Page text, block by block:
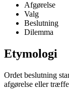
Afgørelse
Valg
Beslutning
Dilemma
Etymologi
Ordet beslutning
afgørelse eller